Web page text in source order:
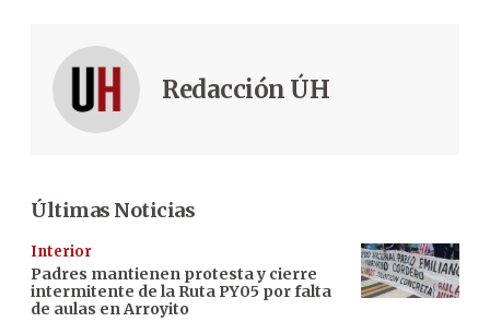
Redacción ÚH
Últimas Noticias
Interior
Padres mantienen protesta y cierre
intermitente de la Ruta PY05 por falta
de aulas en Arroyito